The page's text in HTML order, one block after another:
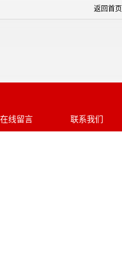
诚为您服务！ 返回首页
在线留言 联系我们